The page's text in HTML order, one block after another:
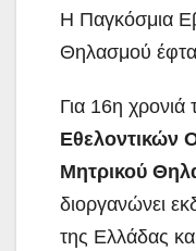
Η Παγκόσμια
Θηλασμού
Για 16η χρονιά
Εθελοντικών
Μητρικού
διοργανώνει
της Ελλάδας